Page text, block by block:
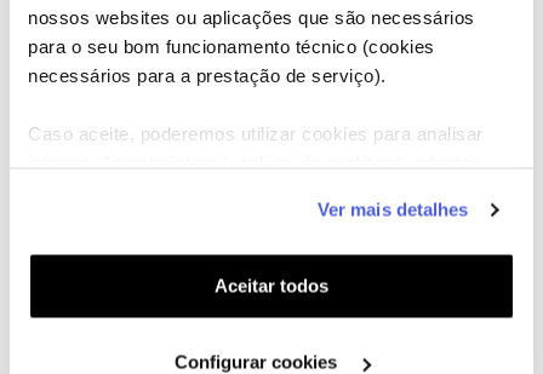
nossos websites ou aplicações que são necessários
para o seu bom funcionamento técnico (cookies
necessários para a prestação de serviço).
Caso aceite, poderemos utilizar cookies para analisar
funcionalidades (cookies de personalização e
funcionalidade) e adaptar anúncios aos seus interesses
(cookies de publicidade personalizada). Pode gerir a
Ver mais detalhes
Aceitar todos
Configurar cookies